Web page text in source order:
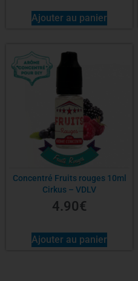
Ajouter au panier
Concentré Fruits rouges 10ml
Cirkus – VDLV
4.90€
Ajouter au panier